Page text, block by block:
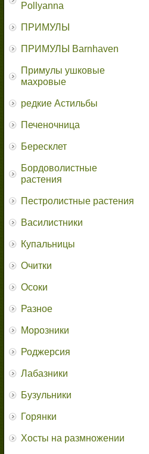
Pollyanna
ПРИМУЛЫ
ПРИМУЛЫ Barnhaven
Примулы ушковые
махровые
редкие Астильбы
Печеночница
Бересклет
Бордоволистные
растения
Пестролистные растения
Василистники
Купальницы
Очитки
Осоки
Разное
Морозники
Роджерсия
Лабазники
Бузульники
Горянки
Хосты на размножении